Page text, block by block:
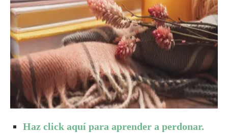
Haz click aquí para aprender a perdonar.